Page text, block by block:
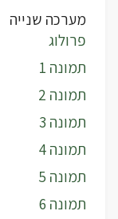
מערכה שנייה
פרולוג
תמונה 1
תמונה 2
תמונה 3
תמונה 4
תמונה 5
תמונה 6